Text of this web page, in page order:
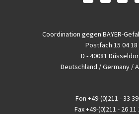
Coordination gegen BAYER-
Postfach 15 04 18
D - 40081
Deutschland / Germany /
Fon +49-(0)211 - 33
Fax+49-(0)211 - 26 11